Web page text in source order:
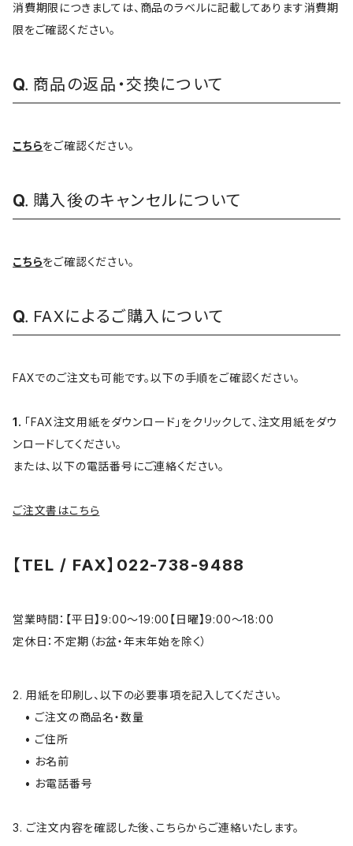
消費期限につきましては、商品のラベルに記載してあります消費期
限をご確認ください。
商品の返品・交換について
こちらをご確認ください。
購入後のキャンセルについて
こちらをご確認ください。
FAXによるご購入について
FAXでのご注文も可能です。以下の手順をご確認ください。
1. 「FAX注文用紙をダウンロード」をクリックして、注文用紙をダウ
ンロードしてください。
または、以下の電話番号にご連絡ください。
ご注文書はこちら
【TEL / FAX】022-738-9488
営業時間：【平日】9:00～19:00【日曜】9:00〜18:00
定休日：不定期（お盆・年末年始を除く）
2. 用紙を印刷し、以下の必要事項を記入してください。
• ご注文の商品名・数量
• ご住所
• お名前
• お電話番号
3. ご注文内容を確認した後、こちらからご連絡いたします。